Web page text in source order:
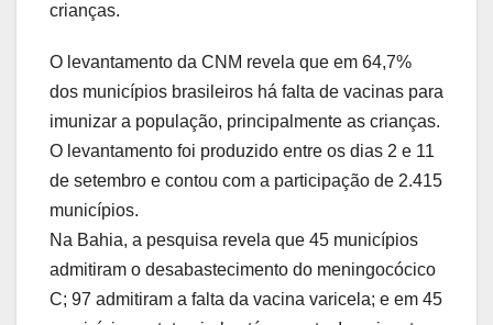
crianças.
O levantamento da CNM revela que em 64,7%
dos municípios brasileiros há falta de vacinas para
imunizar a população, principalmente as crianças.
O levantamento foi produzido entre os dias 2 e 11
de setembro e contou com a participação de 2.415
municípios.
Na Bahia, a pesquisa revela que 45 municípios
admitiram o desabastecimento do meningocócico
C; 97 admitiram a falta da vacina varicela; e em 45